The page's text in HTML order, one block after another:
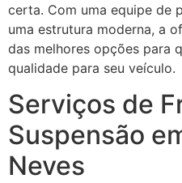
certa. Com uma equipe de
uma estrutura moderna, a
das melhores opções para
qualidade para seu veículo.
Serviços de
Suspensão
Neves